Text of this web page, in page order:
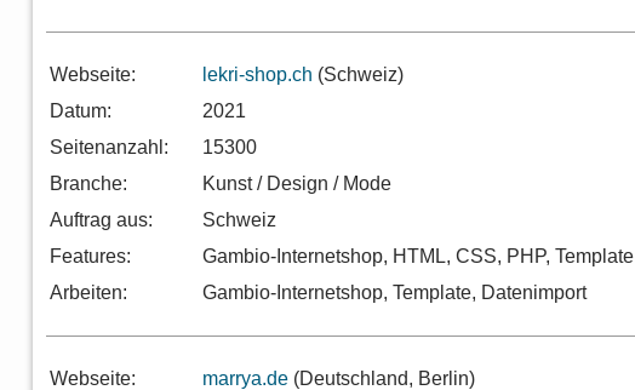
Webseite: lekri-shop.ch (Schweiz)
Datum:
2021
Seitenanzahl:
15300
Branche:
Kunst / Design / Mode
Auftrag aus:
Schweiz
Features:
Gambio-Internetshop, HTML, CSS, PHP, Template
Arbeiten:
Gambio-Internetshop, Template, Datenimport
Webseite: marrya.de (Deutschland, Berlin)